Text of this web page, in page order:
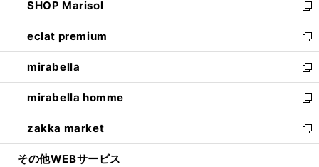
く
で
開
く
ド
ウ
で
開
く
ィ
ン
ド
ウ
で
開
く
い
ウ
ィ
ン
ド
ウ
で
開
く
SHOP Marisol
新
し
い
ウ
ィ
ン
ド
ウ
で
開
eclat premium
新
し
い
ウ
ィ
ン
ド
ウ
mirabella
新
し
い
ウ
ィ
ン
mirabella homme
新
し
い
ウ
zakka market
新
し
その他WEBサービス